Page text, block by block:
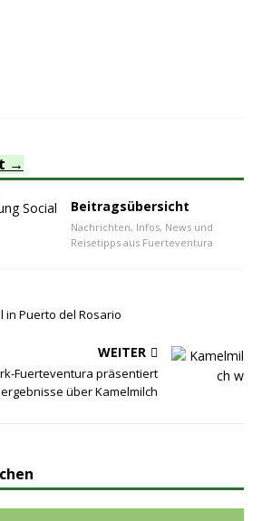
Beitragsübersicht
Nachrichten, Infos, News und
Reisetipps aus Fuerteventura
Puerto del Rosario
WEITER
Fuerteventura präsentiert
über Kamelmilch